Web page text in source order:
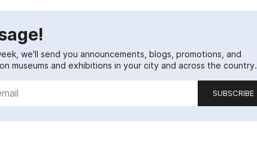
we'll send you announcements, blogs, promotions, and
museums and exhibitions in your city and across the country.
SUBSCRIBE